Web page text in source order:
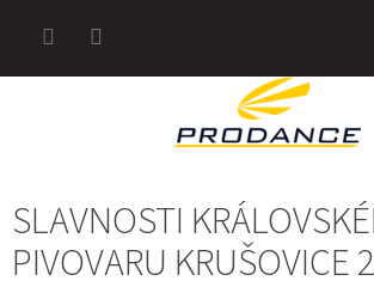
SLAVNOSTI
PIVOVARU KRUŠOVICE